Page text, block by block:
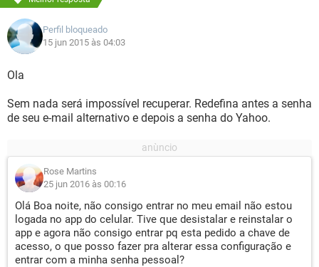
Perfil bloqueado
15 jun 2015 às 04:03
Ola
Sem nada será impossível recuperar. Redefina antes a senha
de seu e-mail alternativo e depois a senha do Yahoo.
Rose Martins
25 jun 2016 às 00:16
Olá Boa noite, não consigo entrar no meu email não estou
logada no app do celular. Tive que desistalar e reinstalar o
app e agora não consigo entrar pq esta pedido a chave de
acesso, o que posso fazer pra alterar essa configuração e
entrar com a minha senha pessoal?